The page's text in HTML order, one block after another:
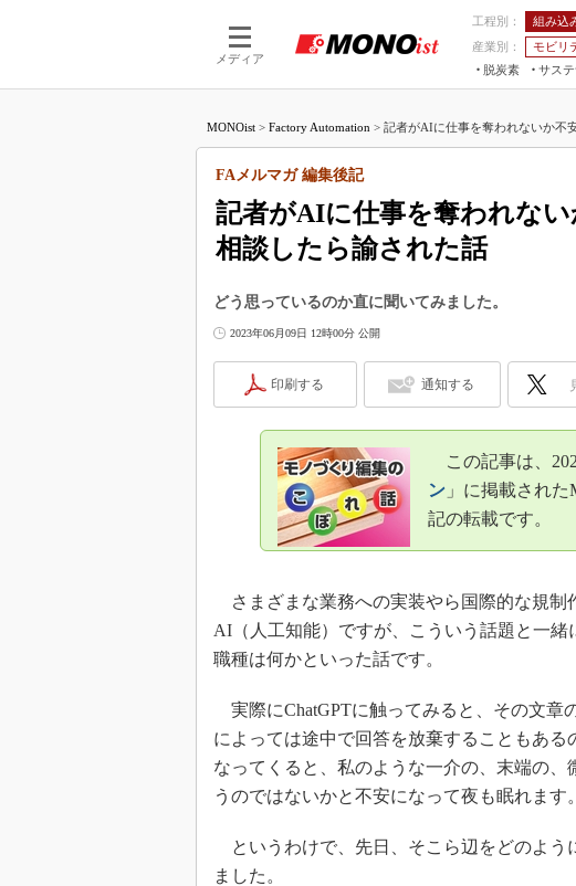
メディア
工程別： 組み込
産業別：
モビリ
脱炭素
サス
つながる工場AI×設備保全
MONOist > Factory Automation > 記者がAIに仕事を奪われないか不安
記者がAIに仕事を奪われな
相談したら諭された話
FAメルマガ 編集後記
どう思っているのか直に聞いてみました。
2023年06月09日 12時00分 公開
印刷する 通知する
この記事は、
ン」に掲載された
記の転載です。
さまざまな業務への実装やら国際的な規制
AI（人工知能）ですが、こういう話題と一
職種は何かといった話です。
実際にChatGPTに触ってみると、その文章
によっては途中で回答を放棄することもあ
なってくると、私のような一介の、末端の
うのではないかと不安になって夜も眠れます。
というわけで、先日、そこら辺をどのよう
ました。